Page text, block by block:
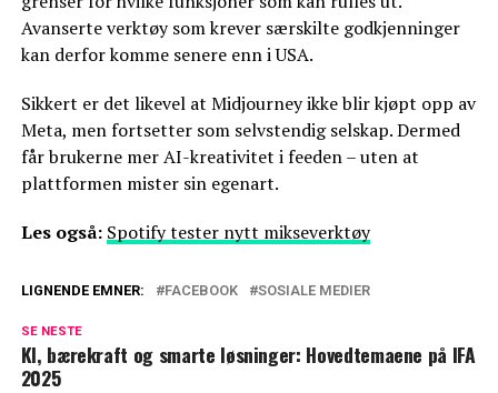
Avanserte verktøy som krever særskilte godkjenninger
kan derfor komme senere enn i USA.
Sikkert er det likevel at Midjourney ikke blir kjøpt opp av
Meta, men fortsetter som selvstendig selskap. Dermed
får brukerne mer AI-kreativitet i feeden – uten at
plattformen mister sin egenart.
Les også: Spotify tester nytt mikseverktøy
LIGNENDE EMNER: FACEBOOK SOSIALE MEDIER
SE NESTE
KI, bærekraft og smarte løsninger: Hovedtemaene på IFA
2025